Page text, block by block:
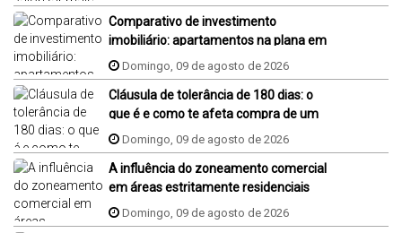
Comparativo de investimento
imobiliário: apartamentos na plana em
Jaraguá do Sul, Florianópolis e Piçarras
Domingo, 09 de agosto de 2026
Cláusula de tolerância de 180 dias: o
que é e como te afeta compra de um
imóvel na planta?
Domingo, 09 de agosto de 2026
A influência do zoneamento comercial
em áreas estritamente residenciais
Domingo, 09 de agosto de 2026